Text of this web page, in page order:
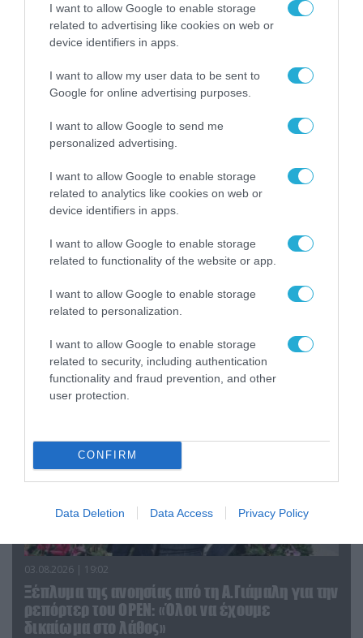
I want to allow Google to enable storage
related to advertising like cookies on web or
device identifiers in apps.
I want to allow my user data to be sent to
Google for online advertising purposes.
I want to allow Google to send me
personalized advertising.
I want to allow Google to enable storage
related to analytics like cookies on web or
device identifiers in apps.
I want to allow Google to enable storage
related to functionality of the website or app.
I want to allow Google to enable storage
related to personalization.
I want to allow Google to enable storage
related to security, including authentication
functionality and fraud prevention, and other
user protection.
CONFIRM
Data Deletion Data Access Privacy Policy
Η ανακοίνωση του Πανελλήνιου Σωματείου
Πυροσβεστών για την δημοσιογράφο του OPEN
που γέλασε στη φωτιά
O διευθυντής του OPEN προσπαθεί να τα
«μαζέψει» για τη δημοσιογράφο που γέλασε
σε ρεπορτάζ για τις φωτιές
03.08.2026 | 19:02
Ξέπλυμα της ανοησίας από τη Α.Γιάμαλη για την
ρεπόρτερ του ΟΡΕΝ: «Όλοι να έχουμε
δικαίωμα στο λάθος»